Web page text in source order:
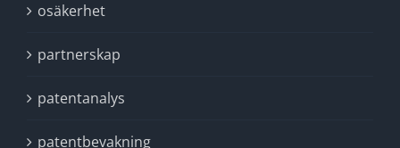
osäkerhet
partnerskap
patentanalys
patentbevakning